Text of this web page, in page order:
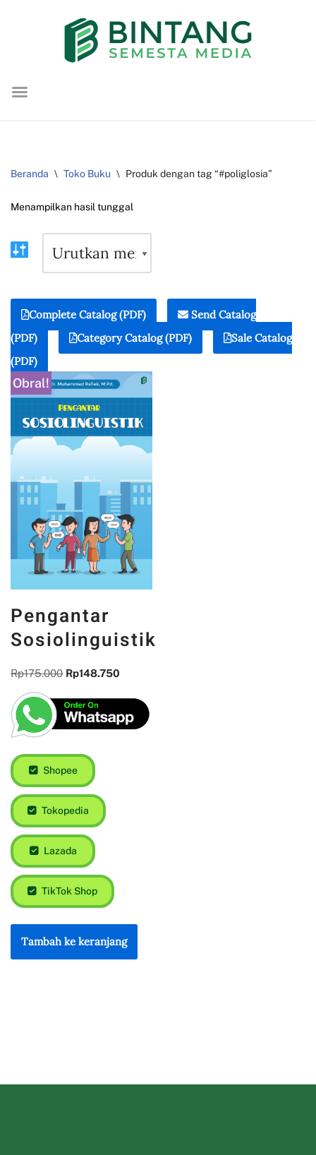
konten
Beranda \ Toko Buku \ Produk dengan tag “#poliglosia”
Menampilkan hasil tunggal
Complete Catalog (PDF)
Send Catalog
(PDF)
Category Catalog (PDF)
Sale Catalog
(PDF)
Obral!
Pengantar
Sosiolinguistik
Rp175.000 Rp148.750
Shopee
Tokopedia
Lazada
TikTok Shop
Tambah ke keranjang